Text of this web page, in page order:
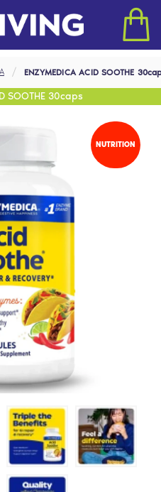
ENZYMEDICA ACID SOOTHE
SOOTHE 30caps
NUTRITION